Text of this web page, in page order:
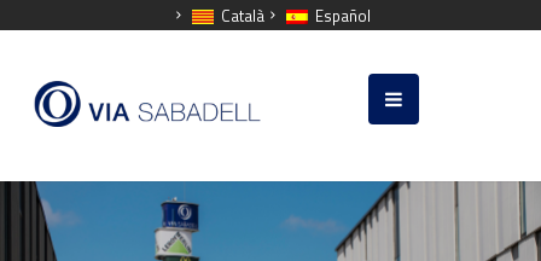
Català Español